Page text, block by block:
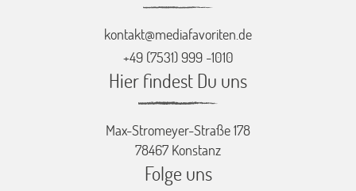
kontakt@mediafavoriten.de
+49 (7531) 999 -1010
Hier findest Du uns
Max-Stromeyer-Straße 178
78467 Konstanz
Folge uns